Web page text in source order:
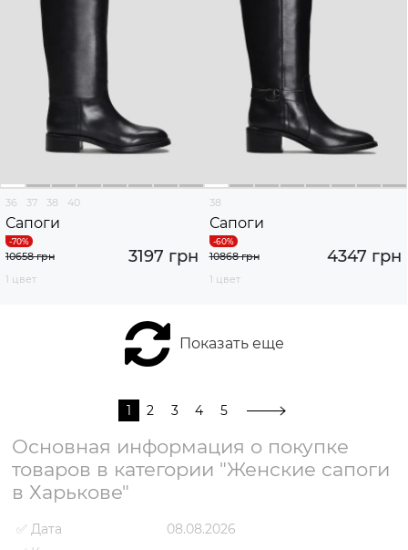
36 37 38 40
Сапоги
3197 грн
10658 грн
1 цвет
38
Сапоги
4347 грн
10868 грн
1 цвет
Показать еще
1 2 3 4 5
Основная информация о покупке
товаров в категории "Женские сапоги
в Харькове"
✅ Дата
08.08.2026